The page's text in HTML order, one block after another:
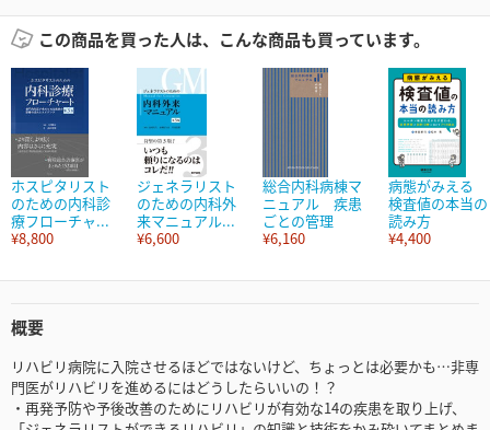
この商品を買った人は、こんな商品も買っています。
ホスピタリスト
のための内科診
療フローチャ...
¥8,800
ジェネラリスト
のための内科外
来マニュアル...
¥6,600
総合内科病棟マ
ニュアル 疾患
ごとの管理
¥6,160
病態がみえる
検査値の本当の
読み方
¥4,400
概要
リハビリ病院に入院させるほどではないけど、ちょっとは必要かも…非専
門医がリハビリを進めるにはどうしたらいいの！？
・再発予防や予後改善のためにリハビリが有効な14の疾患を取り上げ、